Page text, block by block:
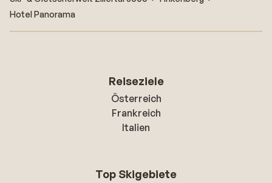
Hotel Panorama
Reiseziele
Österreich
Frankreich
Italien
Top Skigebiete